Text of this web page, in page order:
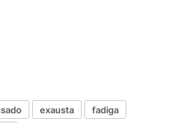
exausta
fadiga